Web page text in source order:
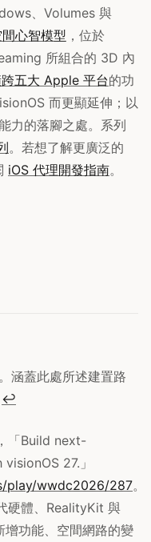
、Volumes 與
心智模型 ，位於
所組合的 3D 內
五大 Apple 平台的功
而更顯延伸；以
力的落腳之處。系列
。若想了解更廣泛的
iOS 代理開發指南。
。涵蓋此處所述建置路
↩
「Build next-
27.」
play/wwdc2026/287。
硬體、RealityKit 與
功能、空間網路的變